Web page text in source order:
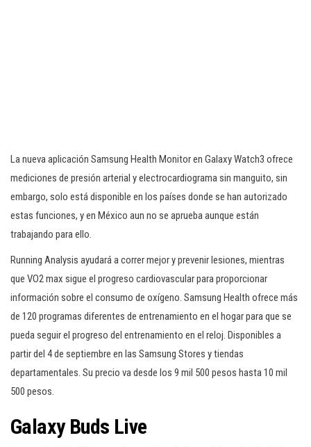
La nueva aplicación Samsung Health Monitor en Galaxy Watch3 ofrece
mediciones de presión arterial y electrocardiograma sin manguito, sin
embargo, solo está disponible en los países donde se han autorizado
estas funciones, y en México aun no se aprueba aunque están
trabajando para ello.
Running Analysis ayudará a correr mejor y prevenir lesiones, mientras
que VO2 max sigue el progreso cardiovascular para proporcionar
información sobre el consumo de oxígeno. Samsung Health ofrece más
de 120 programas diferentes de entrenamiento en el hogar para que se
pueda seguir el progreso del entrenamiento en el reloj. Disponibles a
partir del 4 de septiembre en las Samsung Stores y tiendas
departamentales. Su precio va desde los 9 mil 500 pesos hasta 10 mil
500 pesos.
Galaxy Buds Live